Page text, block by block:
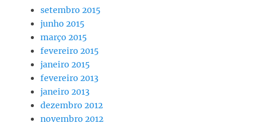
setembro 2015
junho 2015
março 2015
fevereiro 2015
janeiro 2015
fevereiro 2013
janeiro 2013
dezembro 2012
novembro 2012